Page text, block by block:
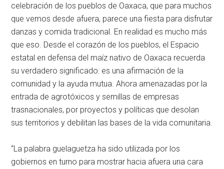
celebración de los pueblos de Oaxaca, que para muchos
que vemos desde afuera, parece una fiesta para disfrutar
danzas y comida tradicional. En realidad es mucho más
que eso. Desde el corazón de los pueblos, el Espacio
estatal en defensa del maíz nativo de Oaxaca recuerda
su verdadero significado: es una afirmación de la
comunidad y la ayuda mutua. Ahora amenazadas por la
entrada de agrotóxicos y semillas de empresas
trasnacionales, por proyectos y políticas que desolan
sus territorios y debilitan las bases de la vida comunitaria.
La palabra guelaguetza ha sido utilizada por los
gobiernos en turno para mostrar hacia afuera una cara